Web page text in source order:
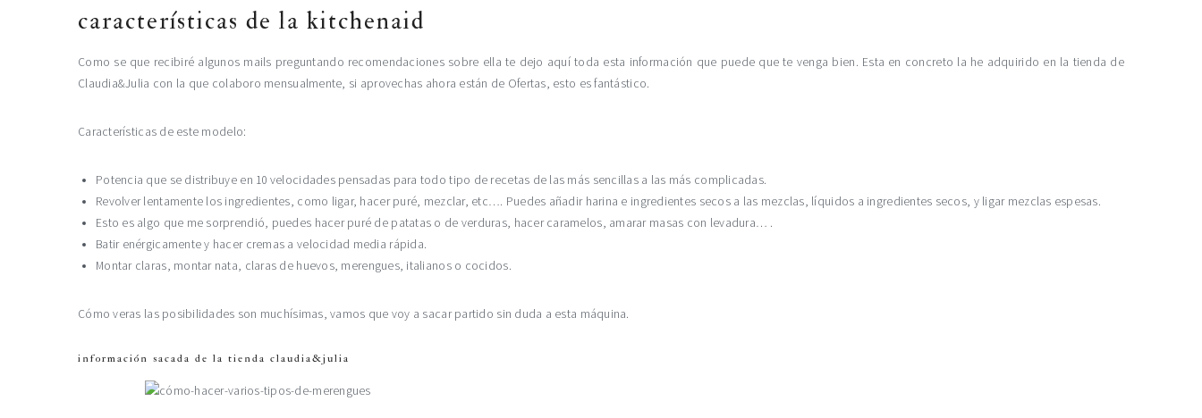
características de la kitchenaid
Como se que recibiré algunos mails preguntando recomendaciones sobre ella te dejo aquí toda esta información que puede que te venga bien. Esta en concreto la he adquirido en la tienda de
Claudia&Julia con la que colaboro mensualmente, si aprovechas ahora están de Ofertas, esto es fantástico.
Características de este modelo:
Potencia que se distribuye en 10 velocidades pensadas para todo tipo de recetas de las más sencillas a las más complicadas.
Revolver lentamente los ingredientes, como ligar, hacer puré, mezclar, etc…. Puedes añadir harina e ingredientes secos a las mezclas, líquidos a ingredientes secos, y ligar mezclas espesas.
Esto es algo que me sorprendió, puedes hacer puré de patatas o de verduras, hacer caramelos, amarar masas con levadura… .
Batir enérgicamente y hacer cremas a velocidad media rápida.
Montar claras, montar nata, claras de huevos, merengues, italianos o cocidos.
Cómo veras las posibilidades son muchísimas, vamos que voy a sacar partido sin duda a esta máquina.
información sacada de la tienda claudia&julia